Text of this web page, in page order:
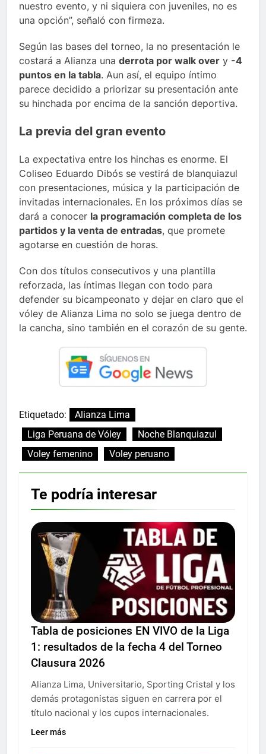
nuestro evento, y ni siquiera con juveniles, no es
una opción”, señaló con firmeza.
Según las bases del torneo, la no presentación le
costará a Alianza una derrota por walk over y -4
puntos en la tabla. Aun así, el equipo íntimo
parece decidido a priorizar su presentación ante
su hinchada por encima de la sanción deportiva.
La previa del gran evento
La expectativa entre los hinchas es enorme. El
Coliseo Eduardo Dibós se vestirá de blanquiazul
con presentaciones, música y la participación de
invitadas internacionales. En los próximos días se
dará a conocer la programación completa de los
partidos y la venta de entradas, que promete
agotarse en cuestión de horas.
Con dos títulos consecutivos y una plantilla
reforzada, las íntimas llegan con todo para
defender su bicampeonato y dejar en claro que el
vóley de Alianza Lima no solo se juega dentro de
la cancha, sino también en el corazón de su gente.
Etiquetado:
Alianza Lima
Liga Peruana de Vóley
Noche Blanquiazul
Voley femenino
Voley peruano
Te podría interesar
Tabla de posiciones EN VIVO de la Liga
1: resultados de la fecha 4 del Torneo
Clausura 2026
Alianza Lima, Universitario, Sporting Cristal y los
demás protagonistas siguen en carrera por el
título nacional y los cupos internacionales.
Leer más